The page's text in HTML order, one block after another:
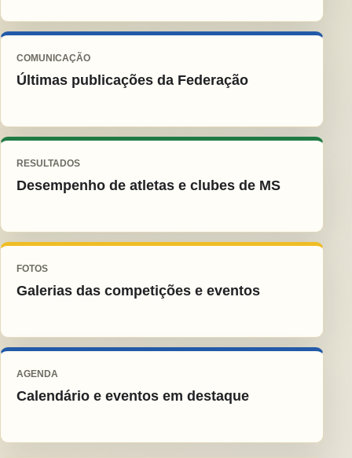
COMUNICAÇÃO
Últimas publicações da Federação
RESULTADOS
Desempenho de atletas e clubes de MS
FOTOS
Galerias das competições e eventos
AGENDA
Calendário e eventos em destaque